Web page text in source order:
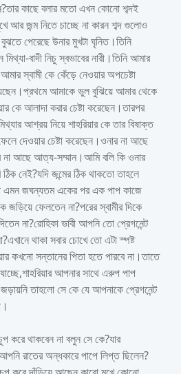
কাছে বলার মতো এখন কোনো শব্দই
আর জন্ম নিতে চাচ্ছে না কারন শব্দ গুলোও
পেরেছে উনার মুখটা ঘৃনিত।তিনি
বাদী নিচু স্বভাবের নারী।তিনি আমার
স্বামী কে কেঁড়ে নেওয়ার অপচেষ্টা
আমাকে ভুল বুঝিয়ে আমার থেকে
কে আলাদা করার চেষ্টা করেছেন।তারপর
আশ্রয় নিয়ে শাহরিয়ার কে তার বিষাক্ত
দেওয়ার চেষ্টা করেছেন।ওনার না আছে
না আছে আত্য-সম্মান।আমি বলি কি ওনার
ঠিক নেই?যদি জন্মের ঠিক থাকতো তাহলে
জঘন্যতম একের পর এক পাপ কাজে
জড়িয়ে ফেলতেন না?পরের স্বামীর দিকে
না?রোহিকা ভাবী আপনি তো প্রেগনেন্ট
থাকা সবার চোখে তো এটা স্পষ্ট
কখনো সন্তানের পিতা হতে পারবে না।তাতে
আপনার সাথে এরুপ পাপ
তাহলো সে কে যে আপনাকে প্রেগনেন্ট
করে থাকবেন না বলুন সে কে?যার
রাতের অন্ধকারে পাপে লিপ্ত ছিলেন?